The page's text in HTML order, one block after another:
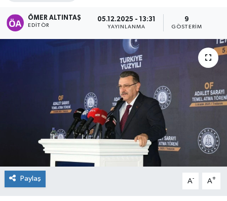
ÖMER ALTINTAŞ
EDITÖR
05.12.2025 - 13:31
YAYINLANMA
9
GÖSTERIM
Paylaş A- A+